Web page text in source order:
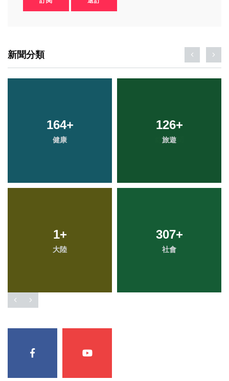
新聞分類
164+
健康
126+
旅遊
1+
大陸
307+
社會